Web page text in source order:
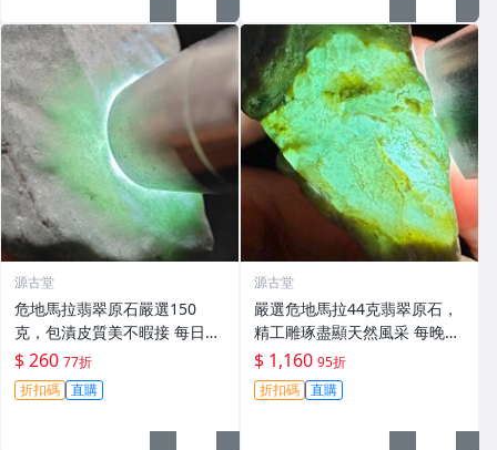
源古堂
危地馬拉翡翠原石嚴選150
克，包漬皮質美不暇接 每日拍
賣晚11點截標 真實成交 危地
馬拉、翡翠原石、包漿皮
$ 260 77折
折扣碼 直購
源古堂
嚴選危地馬拉44克翡翠原石，
精工雕琢盡顯天然風采 每晚11
點截標 日拍推薦 危地馬拉 翡
翠原石 雕琢作品
$ 1,160 95折
折扣碼 直購